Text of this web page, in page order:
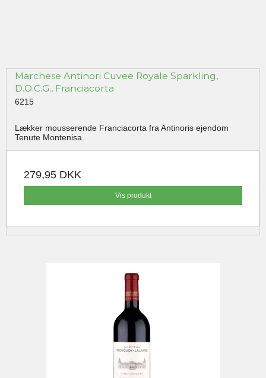
Marchese Antinori Cuvee Royale Sparkling,
D.O.C.G., Franciacorta
6215
Lækker mousserende Franciacorta fra Antinoris ejendom
Tenute Montenisa.
279,95 DKK
Vis produkt